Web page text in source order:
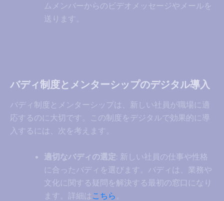
ムメンバーからのビデオメッセージやメールを
送ります。
バディ制度とメンターシップのデジタル導入
バディ制度とメンターシップは、新しい社員が職場に適
応するのに大切です。この制度をデジタルで効果的に導
入するには、次を考えます。
適切なバディの選定: 新しい社員の仕事や性格
に合ったバディを選びます。バディは、業務や
文化に関する疑問を解決する最初の窓口になり
ます。詳細は こちら